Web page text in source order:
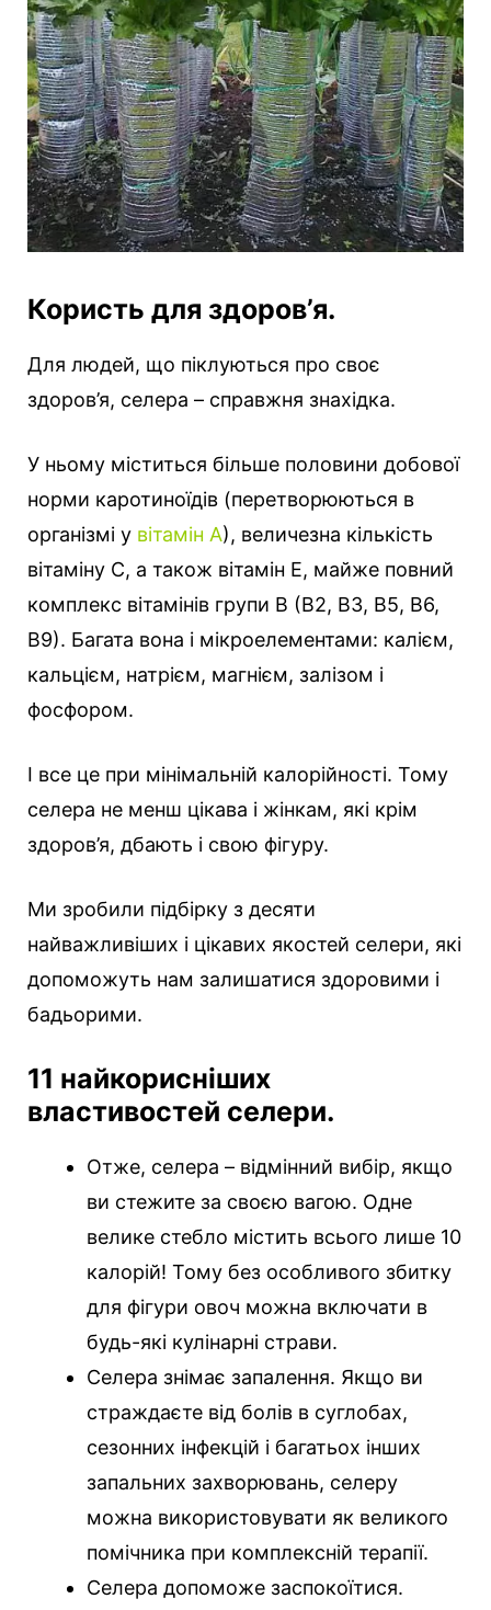
Користь для здоров’я.
Для людей, що піклуються про своє
здоров’я, селера – справжня знахідка.
У ньому міститься більше половини добової
норми каротиноїдів (перетворюються в
організмі у вітамін А), величезна кількість
вітаміну С, а також вітамін Е, майже повний
комплекс вітамінів групи В (В2, В3, В5, В6,
В9). Багата вона і мікроелементами: калієм,
кальцієм, натрієм, магнієм, залізом і
фосфором.
І все це при мінімальній калорійності. Тому
селера не менш цікава і жінкам, які крім
здоров’я, дбають і свою фігуру.
Ми зробили підбірку з десяти
найважливіших і цікавих якостей селери, які
допоможуть нам залишатися здоровими і
бадьорими.
11 найкорисніших
властивостей селери.
Отже, селера – відмінний вибір, якщо
ви стежите за своєю вагою. Одне
велике стебло містить всього лише 10
калорій! Тому без особливого збитку
для фігури овоч можна включати в
будь-які кулінарні страви.
Селера знімає запалення. Якщо ви
страждаєте від болів в суглобах,
сезонних інфекцій і багатьох інших
запальних захворювань, селеру
можна використовувати як великого
помічника при комплексній терапії.
Селера допоможе заспокоїтися.